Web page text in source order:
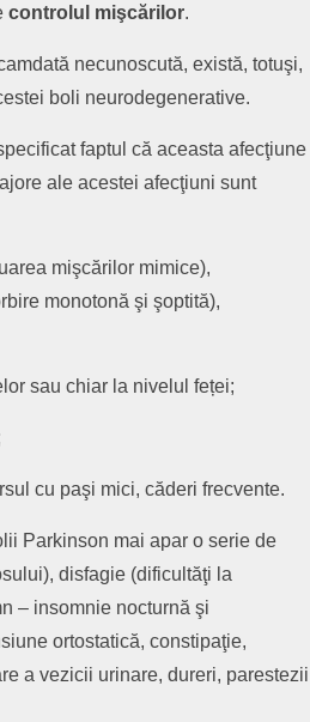
controlul mişcărilor.
necunoscută, există, totuşi,
boli neurodegenerative.
faptul că aceasta afecţiune
ale acestei afecţiuni sunt
mişcărilor mimice),
monotonă şi şoptită),
sau chiar la nivelul feței;
cu paşi mici, căderi frecvente.
Parkinson mai apar o serie de
disfagie (dificultăţi la
– insomnie nocturnă şi
ortostatică, constipaţie,
a vezicii urinare, dureri, parestezii